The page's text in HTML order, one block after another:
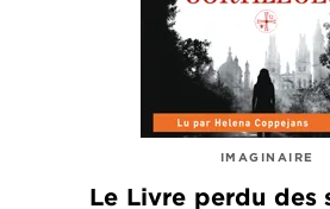
IMAGINAIRE
Le Livre perdu des